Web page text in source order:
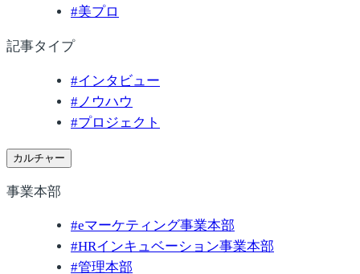
#美プロ
記事タイプ
#インタビュー
#ノウハウ
#プロジェクト
カルチャー
事業本部
#eマーケティング事業本部
#HRインキュベーション事業本部
#管理本部